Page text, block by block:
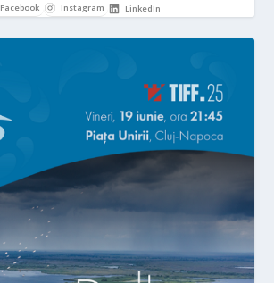
Facebook Instagram LinkedIn